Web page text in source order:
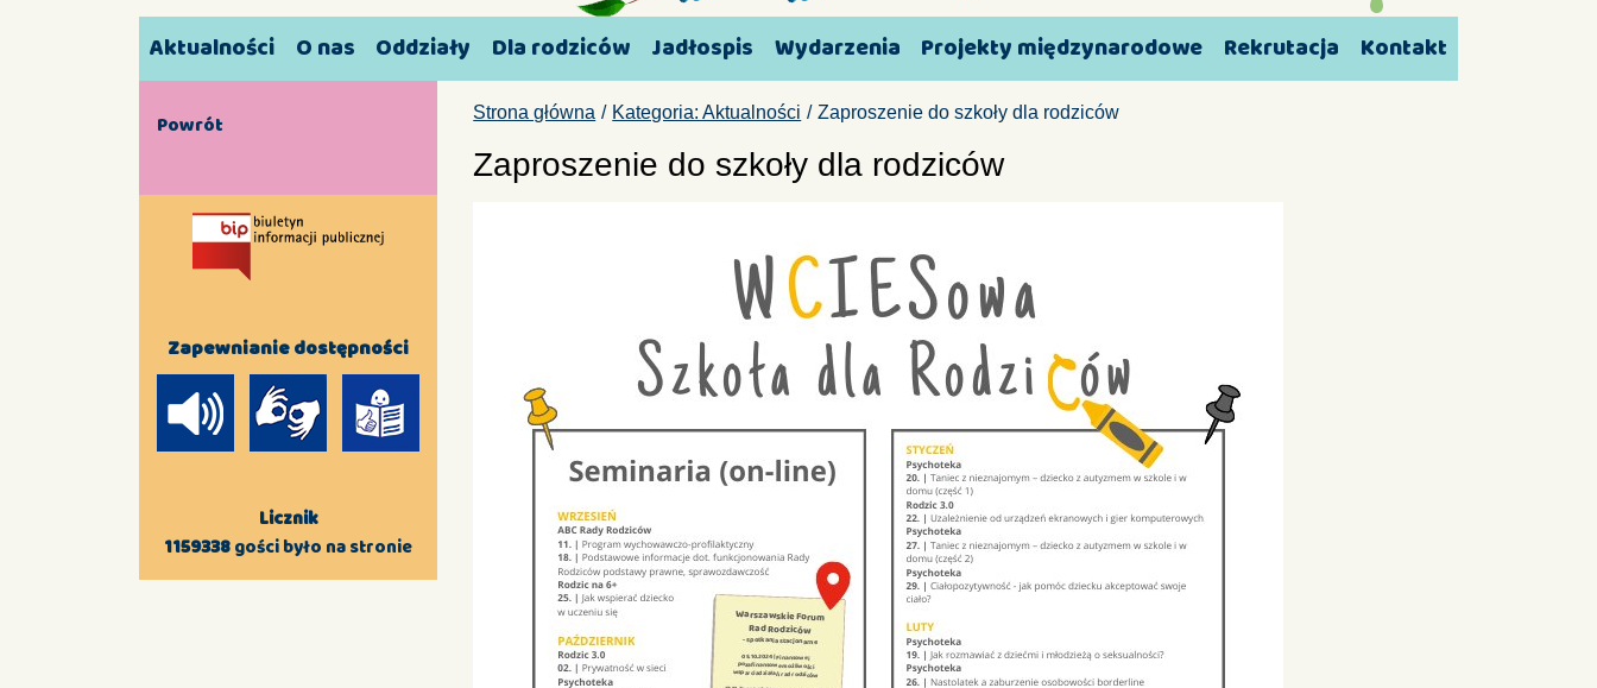
Aktualności O nas Oddziały Dla rodziców Jadłospis Wydarzenia Projekty międzynarodowe Rekrutacja Kontakt
Strona główna Kategoria: Aktualności Zaproszenie do szkoły dla rodziców
Zaproszenie do szkoły dla rodziców
Powrót
Zapewnianie dostępności
Licznik
1159338gości było na stronie